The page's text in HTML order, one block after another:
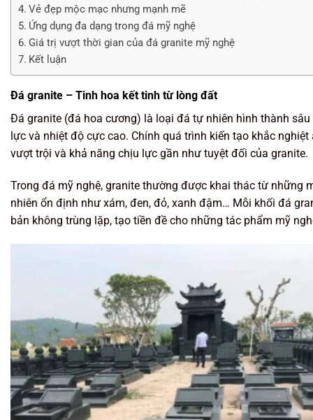
Vẻ đẹp mộc mạc nhưng mạnh mẽ
Ứng dụng đa dạng trong đá mỹ nghệ
Giá trị vượt thời gian của đá granite mỹ nghệ
Kết luận
Đá granite – Tinh hoa kết tinh từ lòng đất
Đá granite (đá hoa cương) là loại đá tự nhiên hình thành
lực và nhiệt độ cực cao. Chính quá trình kiến tạo khắc
vượt trội và khả năng chịu lực gần như tuyệt đối của granite.
Trong đá mỹ nghệ, granite thường được khai thác từ những
nhiên ổn định như xám, đen, đỏ, xanh đậm… Mỗi khối đá
bản không trùng lặp, tạo tiền đề cho những tác phẩm mỹ